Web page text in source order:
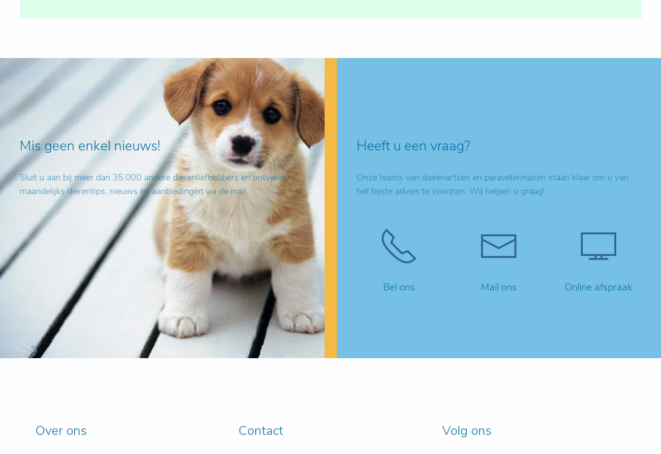
Mis geen enkel nieuws!
Sluit u aan bij meer dan 35.000 andere dierenliefhebbers en ontvang
maandelijks dierentips, nieuws en aanbiedingen via de mail.
Heeft u een vraag?
Onze teams van dierenartsen en paraveterinairen staan klaar om u van
het beste advies te voorzien. Wij helpen u graag!
Bel ons Mail ons Online afspraak
Over ons Contact Volg ons